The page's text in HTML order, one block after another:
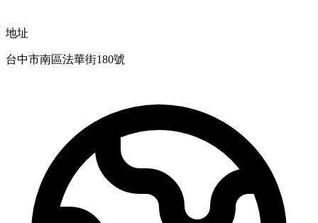
地址
台中市南區法華街180號